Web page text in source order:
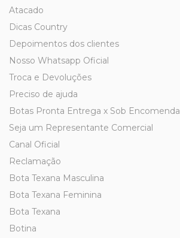
Atacado
Dicas Country
Depoimentos dos clientes
Nosso Whatsapp Oficial
Troca e Devoluções
Preciso de ajuda
Botas Pronta Entrega x Sob Encomenda
Seja um Representante Comercial
Canal Oficial
Reclamação
Bota Texana Masculina
Bota Texana Feminina
Bota Texana
Botina